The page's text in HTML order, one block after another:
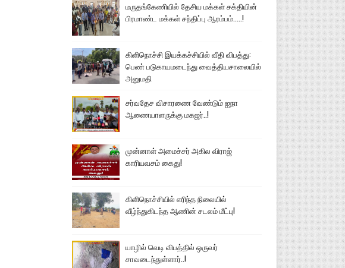
மருதங்கேணியில் தேசிய மக்கள் சக்தியின்
பிரமாண்ட மக்கள் சந்திப்பு ஆரம்பம்.....!
கிளிநொச்சி இயக்கச்சியில் வீதி விபத்து:
பெண் படுகாயமடைந்து வைத்தியசாலையில்
அனுமதி
சர்வதேச விசாரணை வேண்டும் ஐநா
ஆணையாளருக்கு மகஜர்..!
முன்னாள் அமைச்சர் அகில விராஜ்
காரியவசம் கைது!
கிளிநொச்சியில் எரிந்த நிலையில்
வீழ்ந்துகிடந்த ஆணின் சடலம் மீட்பு!
யாழில் வெடி விபத்தில் ஒருவர்
சாவடைந்துள்ளார்..!